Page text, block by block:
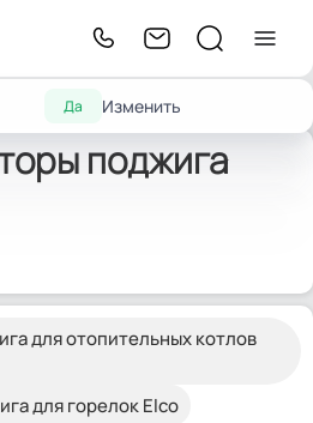
Да Изменить
Трансформаторы розжига
поджига
для отопительных котлов
для горелок Elco